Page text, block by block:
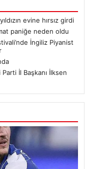
evine hırsız girdi
paniğe neden oldu
İngiliz Piyanist
İl Başkanı İlksen